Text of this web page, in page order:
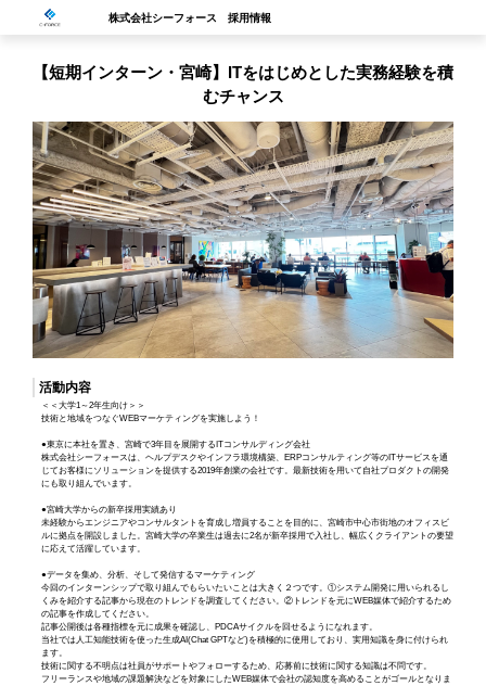
株式会社シーフォース 採用情報
【短期インターン・宮崎】ITをはじめとした実務経験を積
むチャンス
活動内容
＜＜大学1～2年生向け＞＞
技術と地域をつなぐWEBマーケティングを実施しよう！
●東京に本社を置き、宮崎で3年目を展開するITコンサルディング会社
株式会社シーフォースは、ヘルプデスクやインフラ環境構築、ERPコンサルティング等のITサービスを通
じてお客様にソリューションを提供する2019年創業の会社です。最新技術を用いて自社プロダクトの開発
にも取り組んでいます。
●宮崎大学からの新卒採用実績あり
未経験からエンジニアやコンサルタントを育成し増員することを目的に、宮崎市中心市街地のオフィスビ
ルに拠点を開設しました。宮崎大学の卒業生は過去に2名が新卒採用で入社し、幅広くクライアントの要望
に応えて活躍しています。
●データを集め、分析、そして発信するマーケティング
今回のインターンシップで取り組んでもらいたいことは大きく２つです。①システム開発に用いられるし
くみを紹介する記事から現在のトレンドを調査してください。②トレンドを元にWEB媒体で紹介するため
の記事を作成してください。
記事公開後は各種指標を元に成果を確認し、PDCAサイクルを回せるようになれます。
当社では人工知能技術を使った生成AI(Chat GPTなど)を積極的に使用しており、実用知識を身に付けられ
ます。
技術に関する不明点は社員がサポートやフォローするため、応募前に技術に関する知識は不問です。
フリーランスや地域の課題解決などを対象にしたWEB媒体で会社の認知度を高めることがゴールとなりま